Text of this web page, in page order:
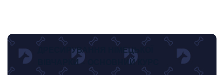
ДРЕСИРУВАННЯ НІМЕЦЬКОЇ
ВІВЧАРКИ – ОСНОВНИЙ КУРС